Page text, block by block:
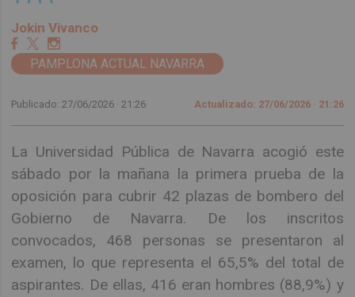
Jokin Vivanco
PAMPLONA ACTUAL NAVARRA
Publicado: 27/06/2026 ·21:26 Actualizado: 27/06/2026 · 21:26
La Universidad Pública de Navarra acogió este
sábado por la mañana la primera prueba de la
oposición para cubrir 42 plazas de bombero del
Gobierno de Navarra. De los inscritos
convocados, 468 personas se presentaron al
examen, lo que representa el 65,5% del total de
aspirantes. De ellas, 416 eran hombres (88,9%) y